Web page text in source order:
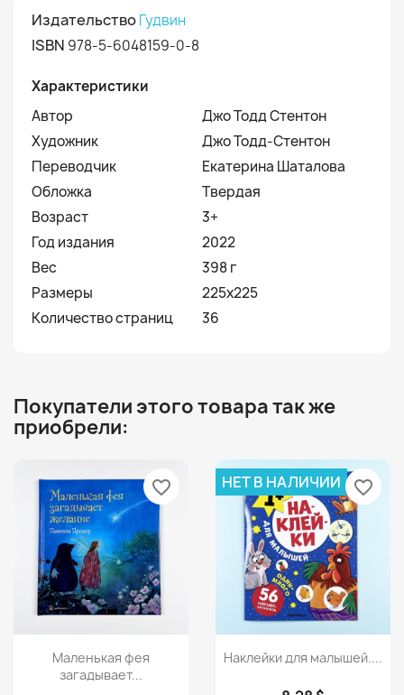
ИздательствоГудвин
ISBN 978-5-6048159-0-8
Характеристики
Автор
Джо Тодд Стентон
Художник
Джо Тодд-Стентон
Переводчик
Екатерина Шаталова
Обложка
Твердая
Возраст
3+
Год издания
2022
Вес
398 г
Размеры
225х225
Количество страниц
36
Покупатели этого товара так же
приобрели:
Просмотр
Маленькая фея
загадывает...
favorite_border
Просмотр
Наклейки для малышей....
НЕТ В НАЛИЧИИ favorite_border